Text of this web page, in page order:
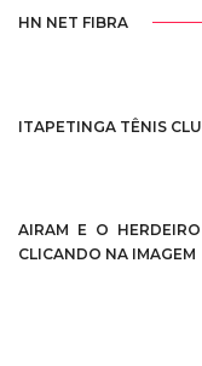
HN NET FIBRA
ITAPETINGA TÊNIS
AIRAM E O
CLICANDO NA IMAGEM